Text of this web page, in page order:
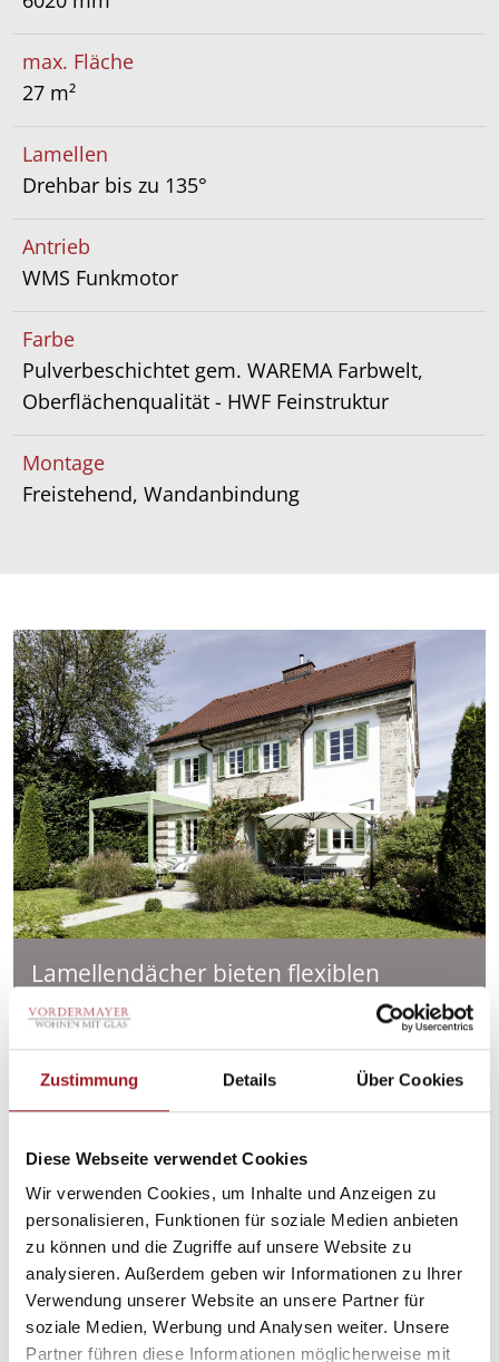
Zustimmung Details Über Cookies
Diese Webseite verwendet Cookies
Wir verwenden Cookies, um Inhalte und Anzeigen zu
personalisieren, Funktionen für soziale Medien anbieten
zu können und die Zugriffe auf unsere Website zu
analysieren. Außerdem geben wir Informationen zu Ihrer
Verwendung unserer Website an unsere Partner für
soziale Medien, Werbung und Analysen weiter. Unsere
Partner führen diese Informationen möglicherweise mit
max. Fläche
27 m²
Lamellen
Drehbar bis zu 135°
Antrieb
WMS Funkmotor
Farbe
Pulverbeschichtet gem. WAREMA Farbwelt,
Oberflächenqualität - HWF Feinstruktur
Montage
Freistehend, Wandanbindung
Lamellendächer bieten flexiblen
Sonnenschutz und schaffen eine
angenehme Wohlfühlatmosphäre im
Freien.